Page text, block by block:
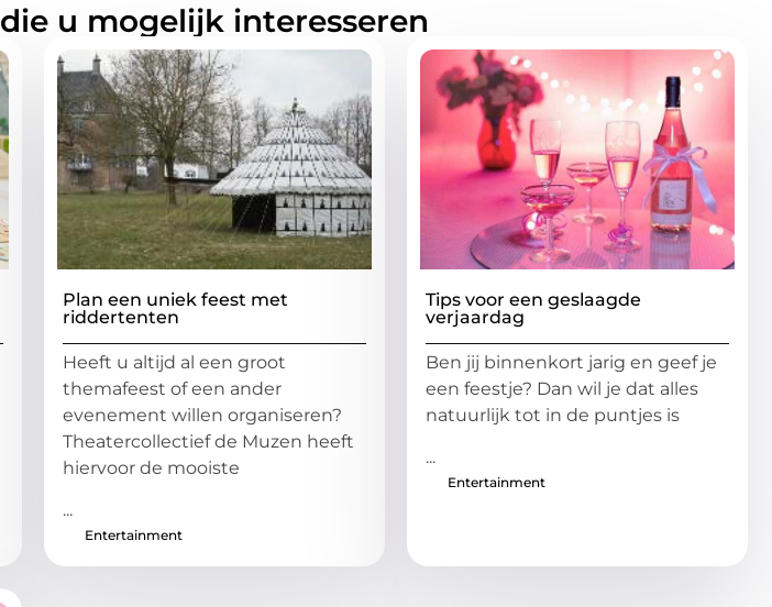
die u mogelijk interesseren
Plan een uniek feest met
riddertenten
Heeft u altijd al een groot
themafeest of een ander
evenement willen organiseren?
Theatercollectief de Muzen heeft
hiervoor de mooiste
...
Entertainment
Tips voor een geslaagde
verjaardag
Ben jij binnenkort jarig en geef je
een feestje? Dan wil je dat alles
natuurlijk tot in de puntjes is
...
Entertainment